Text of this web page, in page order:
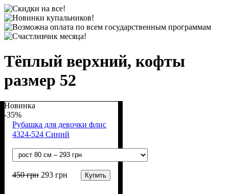
Тёплый верхний, кофты
размер 52
Новинка
-35%
Рубашка для девочки флис
4324-524 Синий
450грн 293 грн Купить